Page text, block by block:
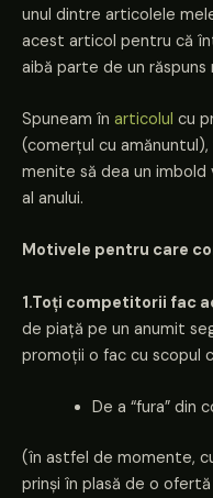
unul dintre articolele
acest articol pentru că
aibă parte de un răspuns
Spuneam în articolul cu
(comerțul cu
menite să dea un
al anului.
Motivele pentru care
1.Toți competitorii fac
de piață pe un anumit
promoții o fac cu scopul
De a “fura” din
(în astfel de momente,
prinși în plasă de o